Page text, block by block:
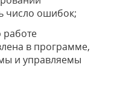
число ошибок;
работе
в программе,
и управляемы